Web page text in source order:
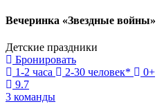
Вечеринка «Звездные войны»
Детские праздники
Бронировать
1-2 часа
2-30 человек*
0+
9.7
3 команды